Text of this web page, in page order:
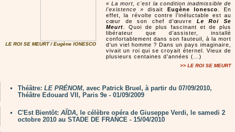
LE ROI SE MEURT / Eugène IONESCO
« La mort, c'est la condition inadmissible de
l'existence »
disait Eugène Ionesco . En
effet, la révolte contre l’inéluctable est au
cœur de son chef d’œuvre Le Roi Se
Meurt . Quoi de plus fascinant et de plus
libérateur que d’assister, installé
confortablement dans son fauteuil, à la mort
d’un viel homme ? Dans un pays imaginaire,
vivait un roi qui se croyait éternel. Vieux de
plusieurs centaines d’années (...)
>> LE ROI SE MEURT
Théâtre: LE PRÉNOM, avec Patrick Bruel, à partir du 07/09/2010,
Théâtre Edouard VII, Paris 9e - 01/09/2009
C'Est Bientôt: AÏDA, le célèbre opéra de Giuseppe Verdi, le samedi 2
octobre 2010 au STADE DE FRANCE - 15/04/2010